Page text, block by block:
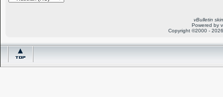
vBulletin
Powered by
Copyright ©2000 -